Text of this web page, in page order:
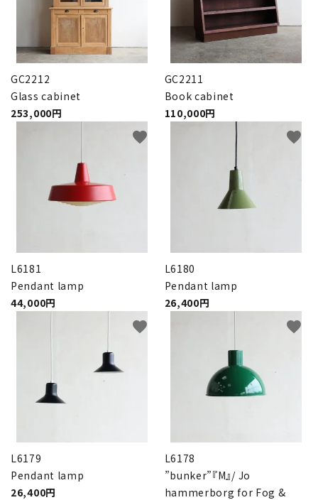
GC2212
Glass cabinet
253,000円
GC2211
Book cabinet
110,000円
L6181
Pendant lamp
44,000円
favorite
L6180
Pendant lamp
26,400円
favorite
L6179
Pendant lamp
26,400円
favorite
L6178
”bunker”『M』/ Jo
hammerborg for Fog &
favorite